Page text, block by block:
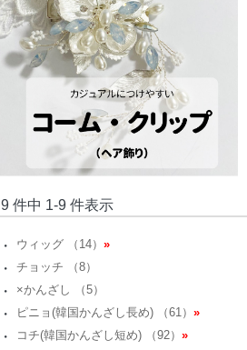
9 件中 1-9 件表示
・ ウィッグ （14） »
・ チョッチ （8）
・ ×かんざし （5）
・ ピニョ(韓国かんざし長め) （61） »
・ コチ(韓国かんざし短め) （92） »